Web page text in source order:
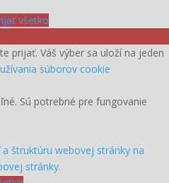
všetko
prijať. Váš výber sa uloží na jeden
súborov cookie
Sú potrebné pre fungovanie
štruktúru webovej stránky na
stránky.